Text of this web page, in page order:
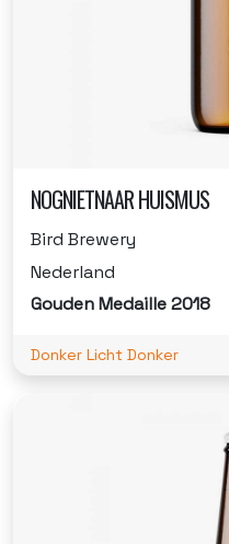
NOGNIETNAAR HUISMUS
Bird Brewery
Nederland
Gouden Medaille 2018
Donker Licht Donker